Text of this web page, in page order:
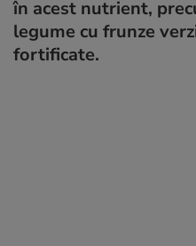
în acest nutrient,
legume cu frunze
fortificate.